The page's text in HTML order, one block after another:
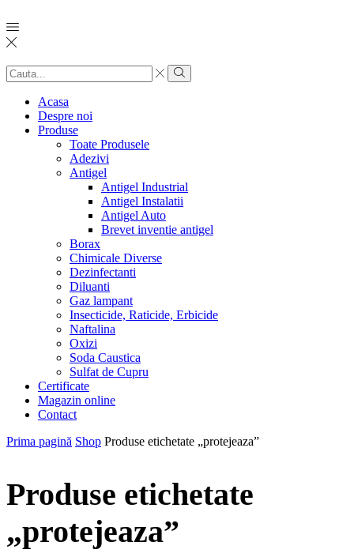
Search
input
Search
Acasa
Despre noi
Produse
Toate Produsele
Adezivi
Antigel
Antigel Industrial
Antigel Instalatii
Antigel Auto
Brevet inventie antigel
Borax
Chimicale Diverse
Dezinfectanti
Diluanti
Gaz lampant
Insecticide, Raticide, Erbicide
Naftalina
Oxizi
Soda Caustica
Sulfat de Cupru
Certificate
Magazin online
Contact
Prima pagină Shop Produse etichetate „protejeaza”
Produse etichetate
„protejeaza”